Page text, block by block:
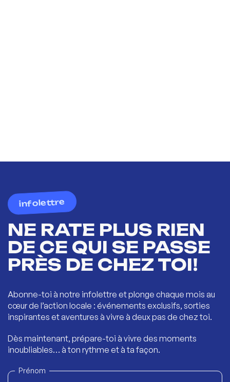
infolettre
NE RATE PLUS RIEN
DE CE QUI SE PASSE
PRÈS DE CHEZ TOI!
Abonne-toi à notre infolettre et plonge chaque mois au
cœur de l’action locale : événements exclusifs, sorties
inspirantes et aventures à vivre à deux pas de chez toi.
Dès maintenant, prépare-toi à vivre des moments
inoubliables… à ton rythme et à ta façon.
Prénom